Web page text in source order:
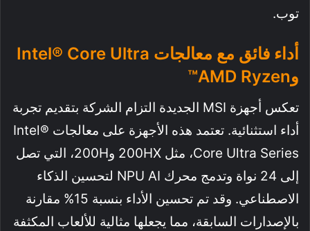
توب.
أداء فائق مع معالجات Intel® Core Ultra
وAMD Ryzen™
تعكس أجهزة MSI الجديدة التزام الشركة بتقديم تجربة
أداء استثنائية. تعتمد هذه الأجهزة على معالجات Intel®
Core Ultra Series، مثل 200HX و200H، التي تصل
إلى 24 نواة وتدمج محرك NPU AI لتحسين الذكاء
الاصطناعي. وقد تم تحسين الأداء بنسبة 15% مقارنة
بالإصدارات السابقة، مما يجعلها مثالية للألعاب المكثفة